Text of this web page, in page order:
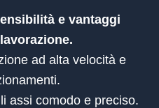
e vantaggi
ad alta velocità e
assi comodo e preciso.